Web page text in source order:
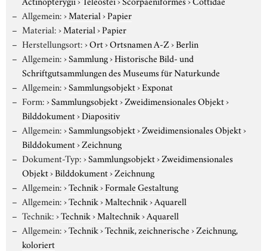
Allgemein:›Material›Papier
Material:›Material›Papier
Herstellungsort:›Ort›Ortsnamen A-Z›Berlin
Allgemein:›Sammlung›Historische Bild- und
Schriftgutsammlungen des Museums für Naturkunde
Allgemein:›Sammlungsobjekt›Exponat
Form:›Sammlungsobjekt›Zweidimensionales Objekt›
Bilddokument›Diapositiv
Allgemein:›Sammlungsobjekt›Zweidimensionales Objekt›
Bilddokument›Zeichnung
Dokument-Typ:›Sammlungsobjekt›Zweidimensionales
Objekt›Bilddokument›Zeichnung
Allgemein:›Technik›Formale Gestaltung
Allgemein:›Technik›Maltechnik›Aquarell
Technik:›Technik›Maltechnik›Aquarell
Allgemein:›Technik›Technik, zeichnerische›Zeichnung,
koloriert